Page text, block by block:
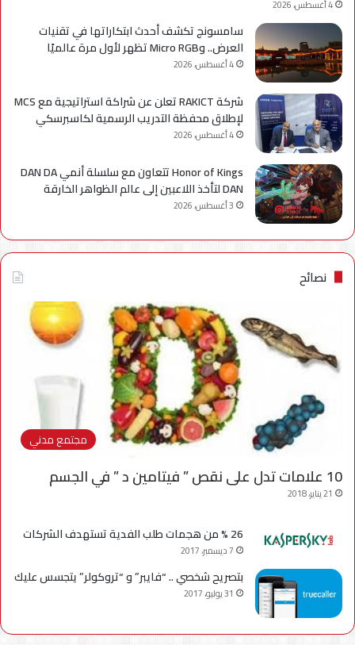
4 أغسطس، 2026
سامسونج تكشف أحدث ابتكاراتها في تقنيات
العرض.. وMicro RGB تظهر لأول مرة عالميًا
4 أغسطس، 2026
شركة RAKICT تعلن عن شراكة استراتيجية مع MCS
لإطلاق محفظة التدريب الرسمية لكاسبرسكي
4 أغسطس، 2026
Honor of Kings تتعاون مع سلسلة أنمي DAN DA
DAN لتأخذ اللاعبين إلى عالم الظواهر الخارقة
3 أغسطس، 2026
نصائح
مجتمع مدني
10 علامات تدل على نقص ” فيتامين د ” في الجسم
21 يناير، 2018
26 % من هجمات طلب الفدية تستهدف الشركات
7 ديسمبر، 2017
بتصريح شخصي .. “فايبر” و “تروكولر” يتجسس عليك
31 يوليو، 2017